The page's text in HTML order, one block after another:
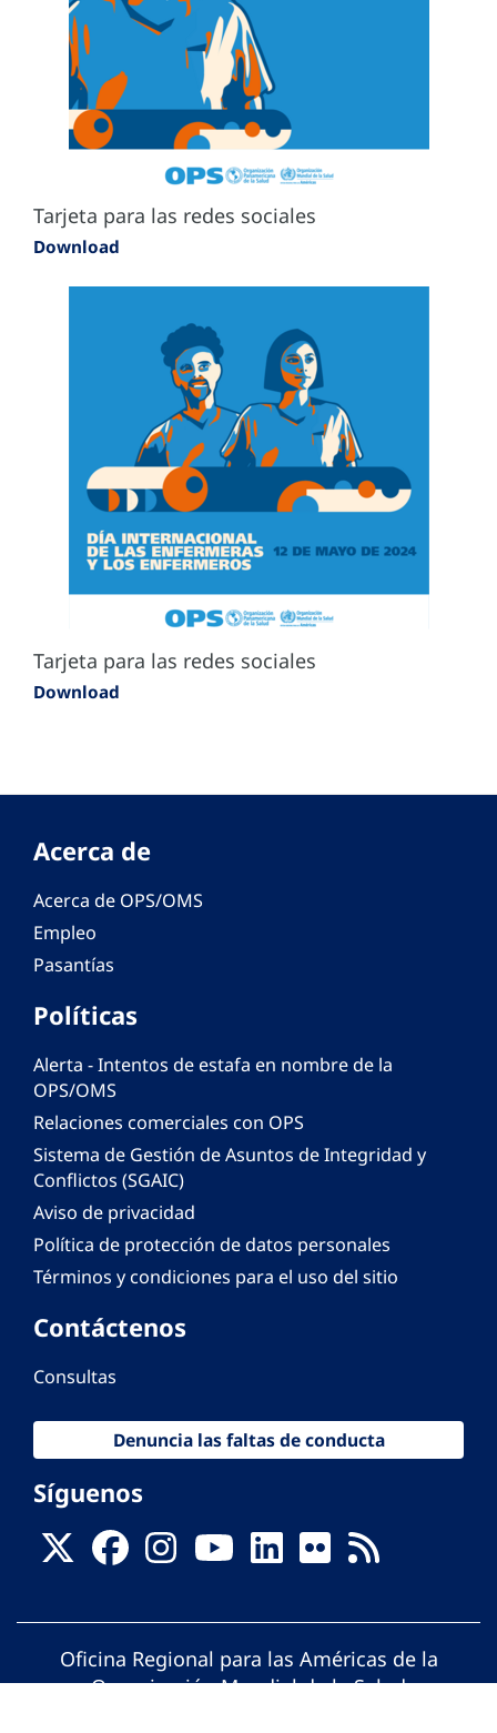
Tarjeta para las redes sociales
Download
Tarjeta para las redes sociales
Download
Acerca de
Acerca de OPS/OMS
Empleo
Pasantías
Políticas
Alerta - Intentos de estafa en nombre de la
OPS/OMS
Relaciones comerciales con OPS
Sistema de Gestión de Asuntos de Integridad y
Conflictos (SGAIC)
Aviso de privacidad
Política de protección de datos personales
Términos y condiciones para el uso del sitio
Contáctenos
Consultas
Denuncia las faltas de conducta
Síguenos
Oficina Regional para las Américas de la
Organización Mundial de la Salud